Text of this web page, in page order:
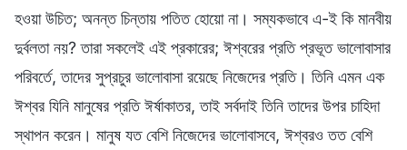
হওয়া উচিত; অনন্ত চিন্তায় পতিত হোয়ো না। সম্যকভাবে এ-ই কি মানবীয়
দুর্বলতা নয়? তারা সকলেই এই প্রকারের; ঈশ্বরের প্রতি প্রভূত ভালোবাসার
পরিবর্তে, তাদের সুপ্রচুর ভালোবাসা রয়েছে নিজেদের প্রতি। তিনি এমন এক
ঈশ্বর যিনি মানুষের প্রতি ঈর্ষাকাতর, তাই সর্বদাই তিনি তাদের উপর চাহিদা
স্থাপন করেন। মানুষ যত বেশি নিজেদের ভালোবাসবে, ঈশ্বরও তত বেশি